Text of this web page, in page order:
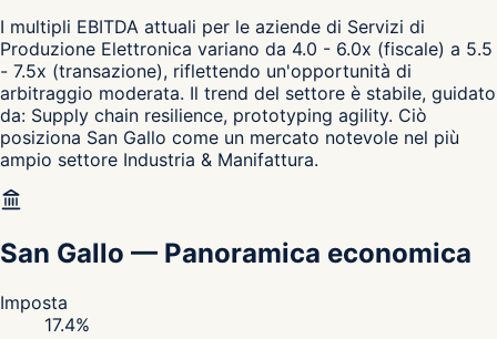
I multipli EBITDA attuali per le aziende di Servizi di
Produzione Elettronica variano da 4.0 - 6.0x (fiscale) a 5.5
- 7.5x (transazione), riflettendo un'opportunità di
arbitraggio moderata. Il trend del settore è stabile, guidato
da: Supply chain resilience, prototyping agility. Ciò
posiziona San Gallo come un mercato notevole nel più
ampio settore Industria & Manifattura.
San Gallo — Panoramica economica
Imposta
17.4%